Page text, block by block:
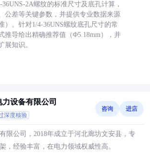
2A螺纹的标准尺寸及底孔计算，
公差等关键参数，并提供专业数据来源
）。针对1/4-36UNS螺纹底孔尺寸的常
推导给出精确推荐值（Φ5.18mm），并
展知识。
设备有限公司
深度核验
咨询 进店
限公司，2018年成立于河北廊坊文安县，专
，经验丰富，在电力领域权威性高。